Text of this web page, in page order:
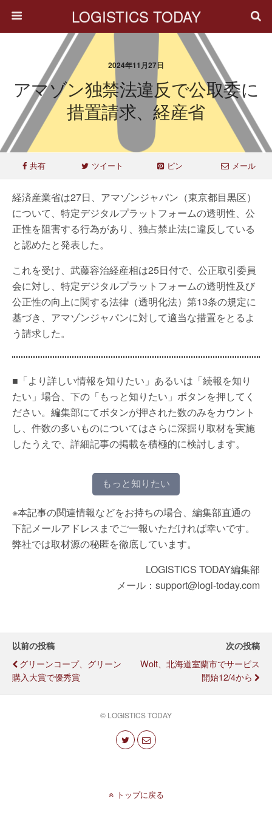
LOGISTICS TODAY
2024年11月27日
アマゾン独禁法違反で公取委に
措置請求、経産省
共有 ツイート ピン メール
経済産業省は27日、アマゾンジャパン（東京都目黒区）
について、特定デジタルプラットフォームの透明性、公
正性を阻害する行為があり、独占禁止法に違反している
と認めたと発表した。
これを受け、武藤容治経産相は25日付で、公正取引委員
会に対し、特定デジタルプラットフォームの透明性及び
公正性の向上に関する法律（透明化法）第13条の規定に
基づき、アマゾンジャパンに対して適当な措置をとるよ
う請求した。
■「より詳しい情報を知りたい」あるいは「続報を知り
たい」場合、下の「もっと知りたい」ボタンを押してく
ださい。編集部にてボタンが押された数のみをカウント
し、件数の多いものについてはさらに深掘り取材を実施
したうえで、詳細記事の掲載を積極的に検討します。
もっと知りたい
※本記事の関連情報などをお持ちの場合、編集部直通の
下記メールアドレスまでご一報いただければ幸いです。
弊社では取材源の秘匿を徹底しています。
LOGISTICS TODAY編集部
メール：support@logi-today.com
以前の投稿
グリーンコープ、グリーン
購入大賞で優秀賞
次の投稿
Wolt、北海道室蘭市でサービス
開始12/4から
© LOGISTICS TODAY
トップに戻る